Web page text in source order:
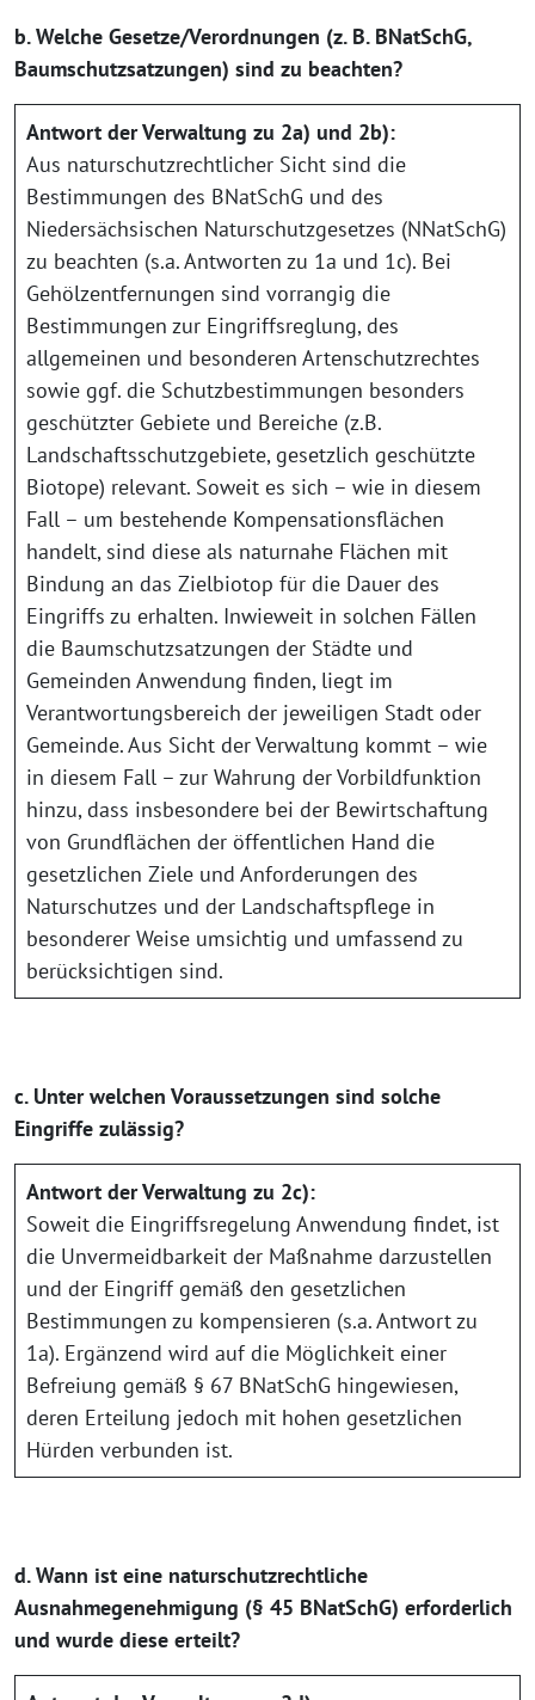
b. Welche Gesetze/Verordnungen (z. B. BNatSchG,
Baumschutzsatzungen) sind zu beachten?
Antwort der Verwaltung zu 2a) und 2b):
Aus naturschutzrechtlicher Sicht sind die
Bestimmungen des BNatSchG und des
Niedersächsischen Naturschutzgesetzes (NNatSchG)
zu beachten (s.a. Antworten zu 1a und 1c). Bei
Gehölzentfernungen sind vorrangig die
Bestimmungen zur Eingriffsreglung, des
allgemeinen und besonderen Artenschutzrechtes
sowie ggf. die Schutzbestimmungen besonders
geschützter Gebiete und Bereiche (z.B.
Landschaftsschutzgebiete, gesetzlich geschützte
Biotope) relevant. Soweit es sich – wie in diesem
Fall – um bestehende Kompensationsflächen
handelt, sind diese als naturnahe Flächen mit
Bindung an das Zielbiotop für die Dauer des
Eingriffs zu erhalten. Inwieweit in solchen Fällen
die Baumschutzsatzungen der Städte und
Gemeinden Anwendung finden, liegt im
Verantwortungsbereich der jeweiligen Stadt oder
Gemeinde. Aus Sicht der Verwaltung kommt – wie
in diesem Fall – zur Wahrung der Vorbildfunktion
hinzu, dass insbesondere bei der Bewirtschaftung
von Grundflächen der öffentlichen Hand die
gesetzlichen Ziele und Anforderungen des
Naturschutzes und der Landschaftspflege in
besonderer Weise umsichtig und umfassend zu
berücksichtigen sind.
c. Unter welchen Voraussetzungen sind solche
Eingriffe zulässig?
Antwort der Verwaltung zu 2c):
Soweit die Eingriffsregelung Anwendung findet, ist
die Unvermeidbarkeit der Maßnahme darzustellen
und der Eingriff gemäß den gesetzlichen
Bestimmungen zu kompensieren (s.a. Antwort zu
1a). Ergänzend wird auf die Möglichkeit einer
Befreiung gemäß § 67 BNatSchG hingewiesen,
deren Erteilung jedoch mit hohen gesetzlichen
Hürden verbunden ist.
d. Wann ist eine naturschutzrechtliche
Ausnahmegenehmigung (§ 45 BNatSchG) erforderlich
und wurde diese erteilt?